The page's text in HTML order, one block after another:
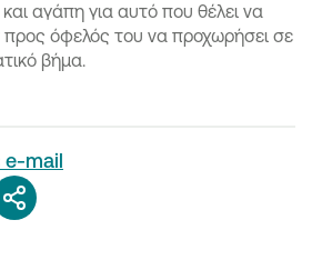
αγάπη για αυτό που θέλει να
προς όφελός του να προχωρήσει σε
βήμα.
e-mail